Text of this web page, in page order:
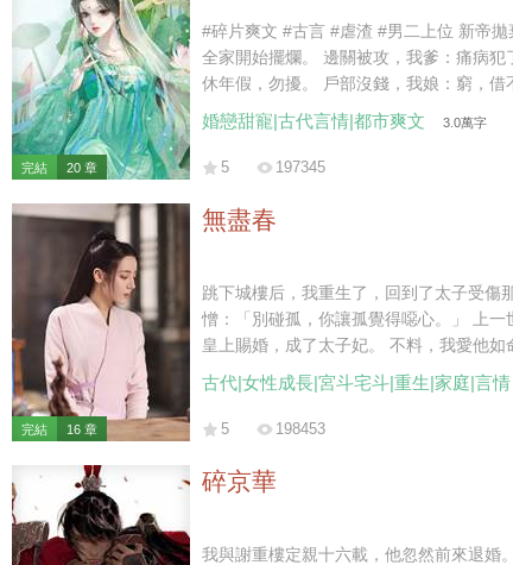
完結 20 章
#碎片爽文 #古言 #虐渣 #男二上位 新帝拋棄我，
全家開始擺爛。 邊關被攻，我爹：痛病犯了，起不來。 京內治安不好，我哥：
休年假，勿擾。 戶部沒錢，我娘：窮，借不了。 新帝暴怒：你們算什麼東西？
朕有的是人！ 好嘞~繼續擺爛。 后來，白月光大哥被新帝派出去迎敵，差點被
嘎了。 白月光二哥被新帝拎出去探案，三天嚇傻了。 白月光她娘為了給女兒撐
婚戀甜寵|古代言情|都市爽文 3.0萬字
5 197345
完結 16 章
無盡春
跳下城樓后，我重生了，回到了太子受傷那天。 太子將我推進污水坑
憎：「別碰孤，你讓孤覺得噁心。」 上一世，我將受傷的蕭澤背出荒野，得到
皇上賜婚，成了太子妃。 不料，我愛他如命，他卻厭我入骨，大婚第三日，便
納了側妃來噁心我。 后來國破家亡，他丟下我，帶著側妃出逃。我到那時才終
于明白，他的心是捂不熱的，但一切都晚了。 我只能含恨跳了城樓。
世…… 我看著身受重傷，卻把我推開，不許我靠近的蕭澤。 冷冷地笑了。 那
古代|女性成長|宮斗宅斗|重生|家庭|言情
5 198453
碎京華
我與謝重樓定親十六載，他忽然前來退婚。 后來我告到太后面前，強令他娶了